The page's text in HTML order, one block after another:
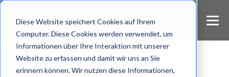
Diese Website speichert Cookies auf Ihrem
Computer. Diese Cookies werden verwendet, um
Informationen über Ihre Interaktion mit unserer
Website zu erfassen und damit wir uns an Sie
erinnern können. Wir nutzen diese Informationen,
S